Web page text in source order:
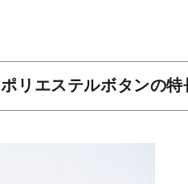
ポリエステルボタンの